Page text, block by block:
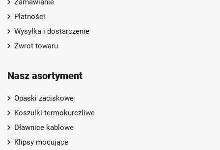
Zamawianie
Płatności
Wysyłka i dostarczenie
Zwrot towaru
Nasz asortyment
Opaski zaciskowe
Koszulki termokurczliwe
Dławnice kablowe
Klipsy mocujące